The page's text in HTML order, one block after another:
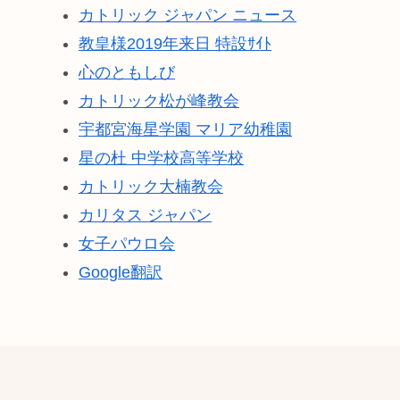
カトリック ジャパン ニュース
教皇様2019年来日 特設ｻｲﾄ
心のともしび
カトリック松が峰教会
宇都宮海星学園 マリア幼稚園
星の杜 中学校高等学校
カトリック大楠教会
カリタス ジャパン
女子パウロ会
Google翻訳